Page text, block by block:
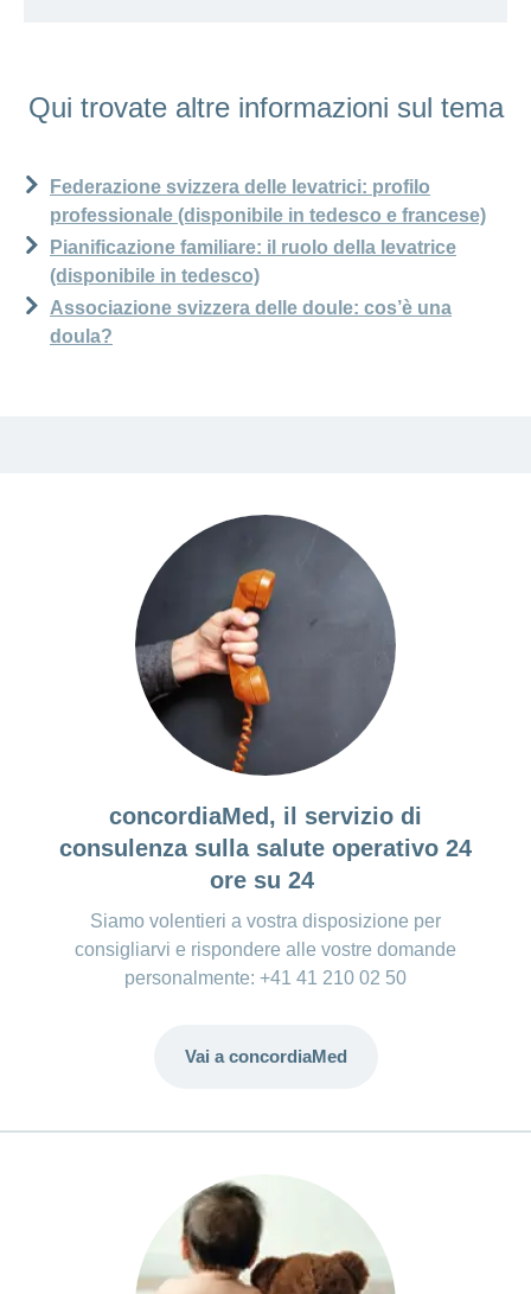
Qui trovate altre informazioni sul tema
Federazione svizzera delle levatrici: profilo
professionale (disponibile in tedesco e francese)
Pianificazione familiare: il ruolo della levatrice
(disponibile in tedesco)
Associazione svizzera delle doule: cos’è una
doula?
concordiaMed, il servizio di
consulenza sulla salute operativo 24
ore su 24
Siamo volentieri a vostra disposizione per
consigliarvi e rispondere alle vostre domande
personalmente: +41 41 210 02 50
Vai a concordiaMed